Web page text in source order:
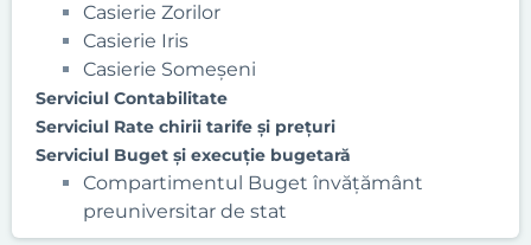
Casierie Zorilor
Casierie Iris
Casierie Someșeni
Serviciul Contabilitate
Serviciul Rate chirii tarife şi preţuri
Serviciul Buget și execuție bugetară
Compartimentul Buget învăţământ
preuniversitar de stat